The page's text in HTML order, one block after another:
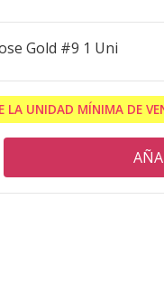
Gold #9 1 Uni
LA UNIDAD MÍNIMA DE